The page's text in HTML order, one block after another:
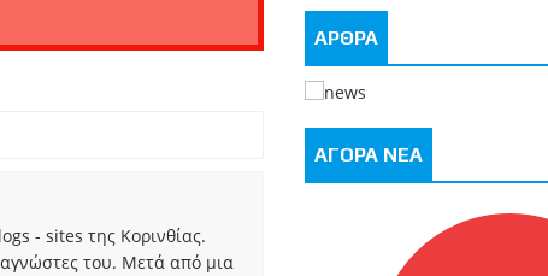
- sites της Κορινθίας.
του. Μετά από μια
ΑΡΘΡΑ
ΑΓΟΡΑ ΝΕΑ